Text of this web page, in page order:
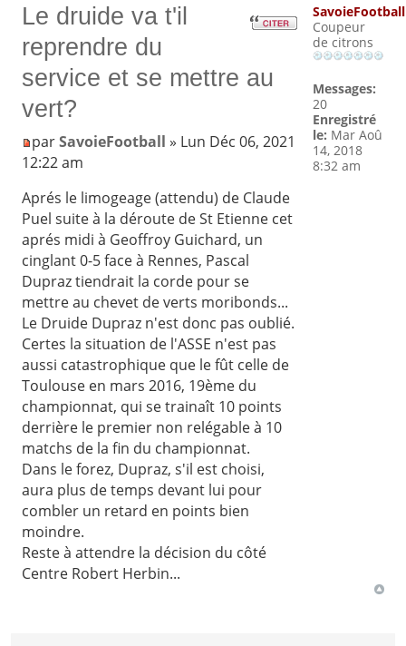
Le druide va t'il
reprendre du
service et se mettre au
vert?
parSavoieFootball » Lun Déc 06, 2021
12:22 am
Aprés le limogeage (attendu) de Claude
Puel suite à la déroute de St Etienne cet
aprés midi à Geoffroy Guichard, un
cinglant 0-5 face à Rennes, Pascal
Dupraz tiendrait la corde pour se
mettre au chevet de verts moribonds...
Le Druide Dupraz n'est donc pas oublié.
Certes la situation de l'ASSE n'est pas
aussi catastrophique que le fût celle de
Toulouse en mars 2016, 19ème du
championnat, qui se trainaît 10 points
derrière le premier non relégable à 10
matchs de la fin du championnat.
Dans le forez, Dupraz, s'il est choisi,
aura plus de temps devant lui pour
combler un retard en points bien
moindre.
Reste à attendre la décision du côté
Centre Robert Herbin...
SavoieFootball
Coupeur
de citrons
Messages:
20
Enregistré
le: Mar Aoû
14, 2018
8:32 am